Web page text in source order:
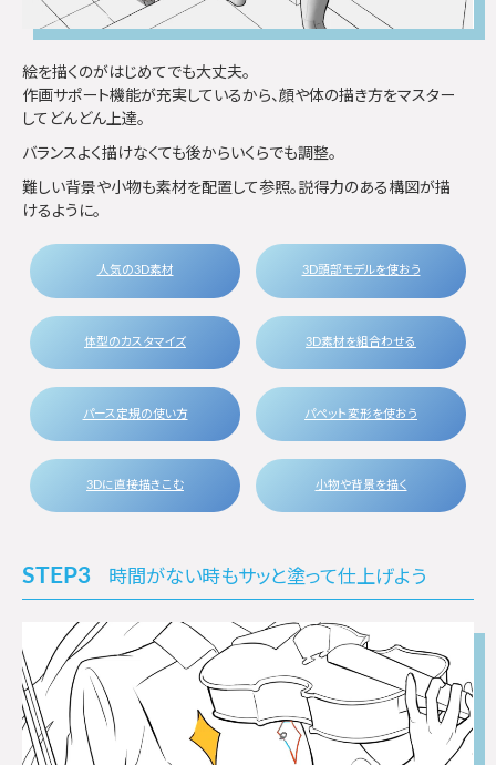
絵を描くのがはじめてでも大丈夫。
作画サポート機能が充実しているから、顔や体の描き方をマスター
してどんどん上達。
バランスよく描けなくても後からいくらでも調整。
難しい背景や小物も素材を配置して参照。説得力のある構図が描
けるように。
人気の3D素材 3D頭部モデルを使おう
体型のカスタマイズ 3D素材を組合わせる
パース定規の使い方 パペット変形を使おう
3Dに直接描きこむ 小物や背景を描く
STEP3 時間がない時もサッと塗って仕上げよう